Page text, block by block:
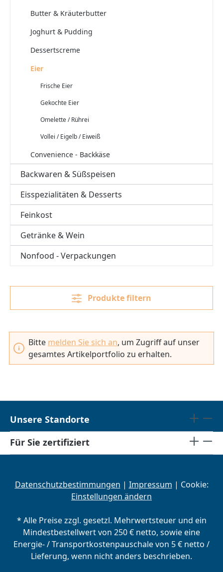
Butter & Kräuterbutter
Joghurt & Pudding
Dessertscreme
Eier
Frische Eier
Gekochte Eier
Omelette / Rührei
Vollei / Eigelb / Eiweiß
Convenience - Backkäse
Backwaren & Süßspeisen
Eisspezialitäten & Desserts
Feinkost
Getränke & Wein
Nonfood - Verpackungen
Produkte filtern
Bitte melden Sie sich an, um Zugriff auf unser
gesamtes Artikelportfolio zu erhalten.
Unsere Standorte
Für Sie zertifiziert
Datenschutzbestimmungen | Impressum | Cookie:
Einstellungen ändern
* Alle Preise zzgl. gesetzl. Mehrwertsteuer und ein
Mindestbestellwert von 250 € netto, sowie eine
Energie- / Transportkostenpauschale von 5 € netto /
Lieferung, wenn nicht anders beschrieben.